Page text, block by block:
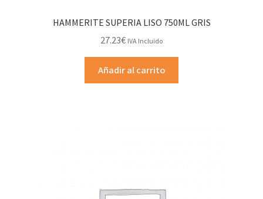
HAMMERITE SUPERIA LISO 750ML GRIS
27.23€ IVA Incluido
Añadir al carrito